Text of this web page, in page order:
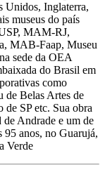
Unidos, Inglaterra,
museus do país
MAM-RJ,
MAB-Faap, Museu
sede da OEA
do Brasil em
como
de Belas Artes de
SP etc. Sua obra
Andrade e um de
95 anos, no Guarujá,
Verde